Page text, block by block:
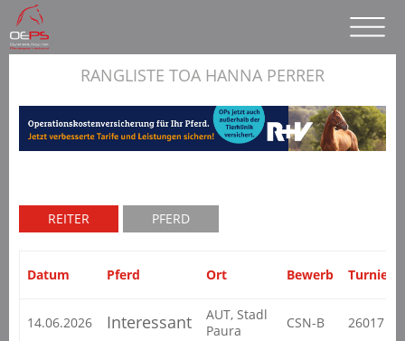
RANGLISTE TOA HANNA PERRER
REITER PFERD
Datum Pferd Ort Bewerb Turnier
14.06.2026 Interessant
AUT, Stadl
Paura
CSN-B 26017